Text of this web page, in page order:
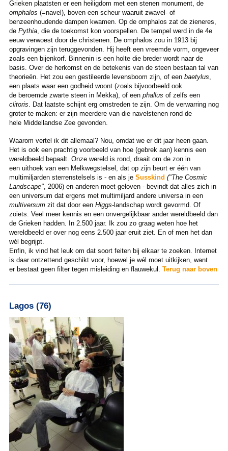
Grieken plaatsten er een heiligdom met een stenen monument, de
omphalos (=navel), boven een scheur waaruit zwavel- of
benzeenhoudende dampen kwamen. Op de omphalos zat de zieneres,
dePythia, die de toekomst kon voorspellen. De tempel werd in de 4e
eeuw verwoest door de christenen. De omphalos zou in 1913 bij
opgravingen zijn teruggevonden. Hij heeft een vreemde vorm, ongeveer
zoals een bijenkorf. Binnenin is een holte die breder wordt naar de
basis. Over de herkomst en de betekenis van de steen bestaan tal van
theorieën. Het zou een gestileerde levensboom zijn, of een baetylus
een plaats waar een godheid woont (zoals bijvoorbeeld ook
de beroemde zwarte steen in Mekka), of een phallus of zelfs een
clitoris . Dat laatste schijnt erg omstreden te zijn. Om de verwarring nog
groter te maken: er zijn meerdere van die navelstenen rond de
hele Middellandse Zee gevonden.
Waarom vertel ik dit allemaal? Nou, omdat we er dit jaar heen gaan.
Het is ook een prachtig voorbeeld van hoe (gebrek aan) kennis een
wereldbeeld bepaalt. Onze wereld is rond, draait om de zon in
een uithoek van een Melkwegstelsel, dat op zijn beurt er één van
multimiljarden sterrenstelsels is - en als je Susskind ("The Cosmic
Landscape", 2006) en anderen moet geloven - bevindt dat alles zich in
een universum dat ergens met multimiljard andere universa in een
multiversumzit dat door een Higgs-landschap wordt gevormd. Of
zoiets. Veel meer kennis en een onvergelijkbaar ander wereldbeeld dan
de Grieken hadden. In 2.500 jaar. Ik zou zo graag weten hoe het
wereldbeeld er over nog eens 2.500 jaar eruit ziet. En of men het dan
wél begrijpt.
Enfin, ik vind het leuk om dat soort feiten bij elkaar te zoeken. Internet
is daar ontzettend geschikt voor, hoewel je wél moet uitkijken, want
er bestaat geen filter tegen misleiding en flauwekul. Terug naar boven
Lagos (76)